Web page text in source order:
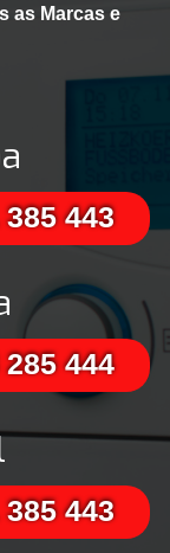
as Marcas e
385 443
285 444
385 443